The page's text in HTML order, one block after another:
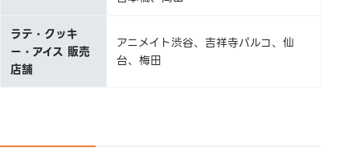
ラテ・クッキ
ー・アイス 販売
店舗
アニメイト渋谷、吉祥寺パルコ、仙
台、梅田